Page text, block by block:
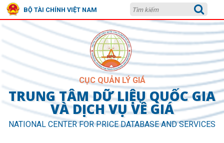
BỘ TÀI CHÍNH VIỆT NAM
CỤC QUẢN LÝ GIÁ
TRUNG TÂM DỮ LIỆU QUỐC GIA
VÀ DỊCH VỤ VỀ GIÁ
NATIONAL CENTER FOR PRICE DATABASE AND SERVICES